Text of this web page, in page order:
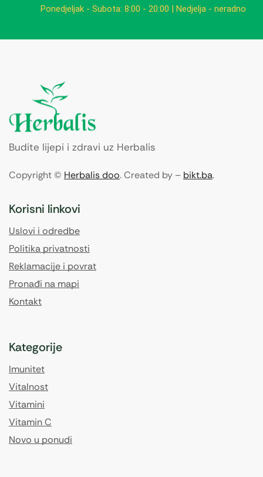
Ponedjeljak - Subota: 8:00 - 20:00 | Nedjelja - neradno
Budite lijepi i zdravi uz Herbalis
Copyright © Herbalis doo. Created by – bikt.ba.
Korisni linkovi
Uslovi i odredbe
Politika privatnosti
Reklamacije i povrat
Pronađi na mapi
Kontakt
Kategorije
Imunitet
Vitalnost
Vitamini
Vitamin C
Novo u ponudi